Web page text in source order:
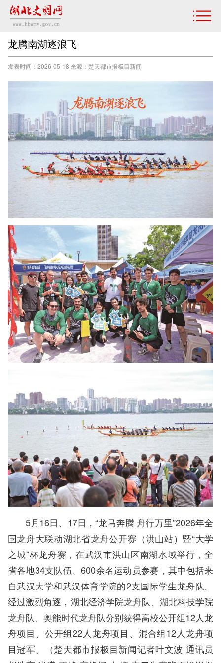
龙腾南湖逐浪飞
发表时间：2026-05-18 来源：楚天都市报极目新闻
5月16日、17日，“龙马奔腾 舟行万里”2026年全
国龙舟大联动湖北省龙舟公开赛（洪山站）暨“大学
之城”杯龙舟赛，在武汉市洪山区南湖水域举行，全
省各地34支队伍、600余名运动员参赛，其中包括来
自武汉大学和武汉体育学院的2支国际学生龙舟队。
经过激烈角逐，湖北经济学院龙舟队、湖北科技学院
龙舟队、奥能时代龙舟队分别获得高校公开组12人龙
舟项目、公开组22人龙舟项目、混合组12人龙舟项
目冠军。（楚天都市报极目新闻记者叶文波 通讯员